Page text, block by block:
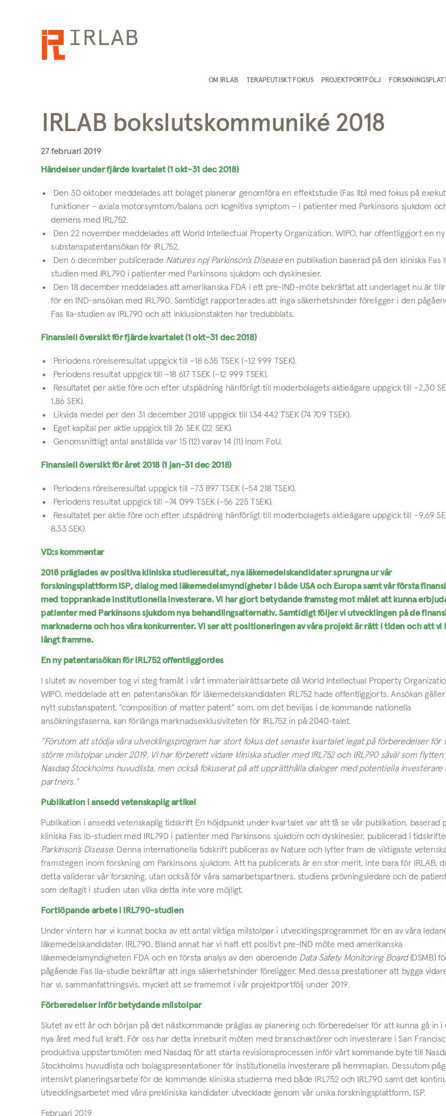
OM IRLAB TERAPEUTISKT FOKUS PROJEKTPORTFÖLJ
IRLAB bokslutskommuniké 2018
27 februari 2019
Händelser under fjärde kvartalet (1 okt-31 dec 2018)
Den 30 oktober meddelades att bolaget planerar genomföra en effektstudie (Fas IIb) med fokus på
funktioner – axiala motorsymtom/balans och kognitiva symptom – i patienter med Parkinsons sjukdom
demens med IRL752.
Den 22 november meddelades att World Intellectual Property Organization, WIPO, har offentliggjort en ny
substanspatentansökan för IRL752.
Den 6 december publicerade Natures npj Parkinson’s Diseaseen publikation baserad på den kliniska Fas
studien med IRL790 i patienter med Parkinsons sjukdom och dyskinesier.
Den 18 december meddelades att amerikanska FDA i ett pre-IND-möte bekräftat att underlaget nu är
för en IND-ansökan med IRL790. Samtidigt rapporterades att inga säkerhetshinder föreligger i den
Fas IIa-studien av IRL790 och att inklusionstakten har tredubblats.
Finansiell översikt för fjärde kvartalet (1 okt-31 dec 2018)
Periodens rörelseresultat uppgick till –18 635 TSEK (–12 999 TSEK).
Periodens resultat uppgick till –18 617 TSEK (–12 999 TSEK).
Resultatet per aktie före och efter utspädning hänförligt till moderbolagets aktieägare uppgick till –2,30
1,86 SEK).
Likvida medel per den 31 december 2018 uppgick till 134 442 TSEK (74 709 TSEK).
Eget kapital per aktie uppgick till 26 SEK (22 SEK).
Genomsnittligt antal anställda var 15 (12) varav 14 (11) inom FoU.
Finansiell översikt för året 2018 (1 jan-31 dec 2018)
Periodens rörelseresultat uppgick till –73 897 TSEK (–54 218 TSEK).
Periodens resultat uppgick till –74 099 TSEK (–56 225 TSEK).
Resultatet per aktie före och efter utspädning hänförligt till moderbolagets aktieägare uppgick till –9,69
8,33 SEK).
VD:s kommentar
2018 präglades av positiva kliniska studieresultat, nya läkemedelskandidater sprungna ur vår
forskningsplattform ISP, dialog med läkemedelsmyndigheter i både USA och Europa samt vår första
med topprankade institutionella investerare. Vi har gjort betydande framsteg mot målet att kunna
patienter med Parkinsons sjukdom nya behandlingsalternativ. Samtidigt följer vi utvecklingen på de
marknaderna och hos våra konkurrenter. Vi ser att positioneringen av våra projekt är rätt i tiden och att vi
långt framme.
En ny patentansökan för IRL752 offentliggjordes
I slutet av november tog vi steg framåt i vårt immaterialrättsarbete då World Intellectual Property
WIPO, meddelade att en patentansökan för läkemedelskandidaten IRL752 hade offentliggjorts. Ansökan
nytt substanspatent, ”composition of matter patent” som, om det beviljas i de kommande nationella
ansökningsfaserna, kan förlänga marknadsexklusiviteten för IRL752 in på 2040-talet.
”Förutom att stödja våra utvecklingsprogram har stort fokus det senaste kvartalet legat på förberedelser för
större milstolpar under 2019. Vi har förberett vidare kliniska studier med IRL752 och IRL790 såväl som flytten
Nasdaq Stockholms huvudlista, men också fokuserat på att upprätthålla dialoger med potentiella investerare
partners.”
Publikation i ansedd vetenskaplig artikel
Publikation i ansedd vetenskaplig tidskrift En höjdpunkt under kvartalet var att få se vår publikation, baserad
kliniska Fas Ib-studien med IRL790 i patienter med Parkinsons sjukdom och dyskinesier, publicerad i
Parkinson’s Disease. Denna internationella tidskrift publiceras av Nature och lyfter fram de viktigaste
framstegen inom forskning om Parkinsons sjukdom. Att ha publicerats är en stor merit, inte bara för IRLAB,
detta validerar vår forskning, utan också för våra samarbetspartners, studiens prövningsledare och de
som deltagit i studien utan vilka detta inte vore möjligt.
Fortlöpande arbete i IRL790-studien
Under vintern har vi kunnat bocka av ett antal viktiga milstolpar i utvecklingsprogrammet för en av våra
läkemedelskandidater, IRL790. Bland annat har vi haft ett positivt pre-IND möte med amerikanska
läkemedelsmyndigheten FDA och en första analys av den oberoende Data Safety Monitoring Board(DSMB)
pågående Fas IIa-studie bekräftar att inga säkerhetshinder föreligger. Med dessa prestationer att bygga
har vi, sammanfattningsvis, mycket att se framemot i vår projektportfölj under 2019.
Förberedelser inför betydande milstolpar
Slutet av ett år och början på det nästkommande präglas av planering och förberedelser för att kunna gå in i
nya året med full kraft. För oss har detta inneburit möten med branschaktörer och investerare i San
produktiva uppstartsmöten med Nasdaq för att starta revisionsprocessen inför vårt kommande byte till
Stockholms huvudlista och bolagspresentationer för institutionella investerare på hemmaplan. Dessutom
intensivt planeringsarbete för de kommande kliniska studierna med både IRL752 och IRL790 samt det
utvecklingsarbetet med våra prekliniska kandidater utvecklade genom vår unika forskningsplattform, ISP.
Februari 2019